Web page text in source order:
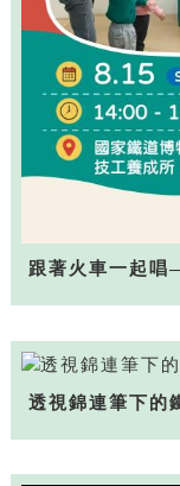
跟著火車一起
透視錦連筆下的